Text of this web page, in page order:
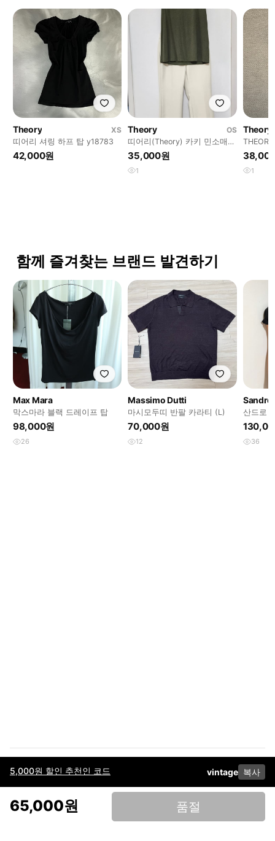
5,000원 할인 추천인 코드 vintage 복사
65,000원 품절
Theory
XS
띠어리 셔링 하프 탑 y18783
42,000원
Theory
OS
띠어리(Theory) 카키 민소매
55
35,000원
1
Theory
1
함께 즐겨찾는 브랜드 발견하기
Max Mara
막스마라 블랙 드레이프 탑
98,000원
26
Massimo Dutti
마시모두띠 반팔 카라티 (L)
70,000원
12
Sandro
산드로
셔츠
36
이용약관고객센터판매개인정보 처리방침사업자 정보다운로드